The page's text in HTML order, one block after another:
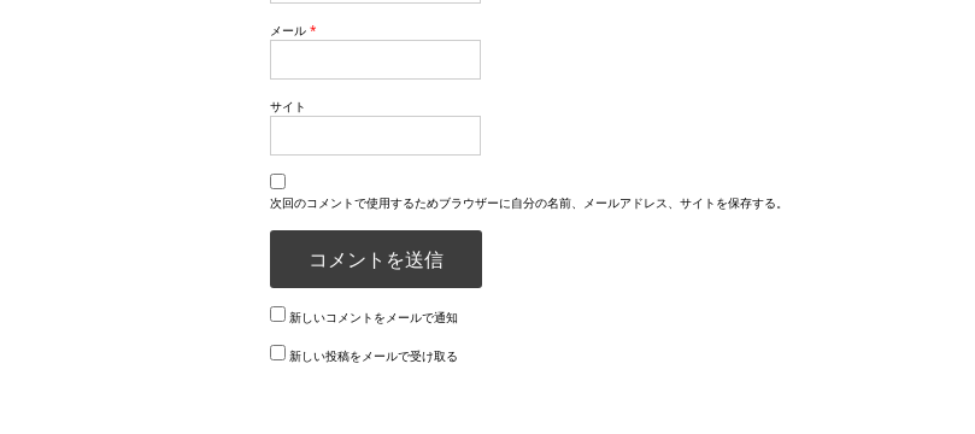
メール *
サイト
次回のコメントで使用するためブラウザーに自分の名前、メールアドレス、サイトを保存する。
新しいコメントをメールで通知
新しい投稿をメールで受け取る